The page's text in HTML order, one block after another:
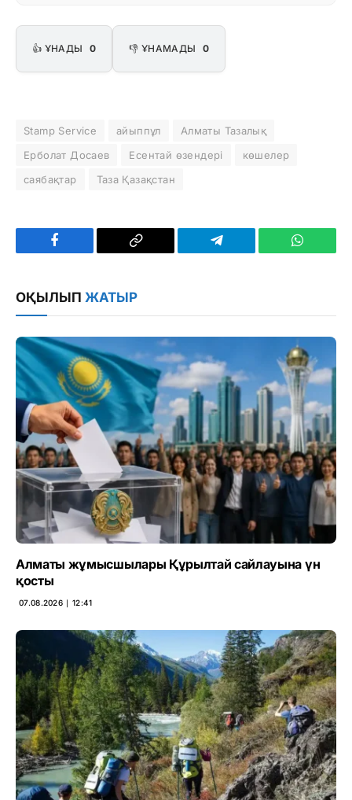
👍 ҰНАДЫ 0 👎 ҰНАМАДЫ 0
Stamp Service айыппұл
Алматы Тазалық
Ерболат Досаев
Есентай өзендері
көшелер
саябақтар
Таза Қазақстан
Facebook
Copy
Telegram
ОҚЫЛЫП ЖАТЫР
Алматы жұмысшылары Құрылтай сайлауына үн
қосты
07.08.2026 ∣ 12:41